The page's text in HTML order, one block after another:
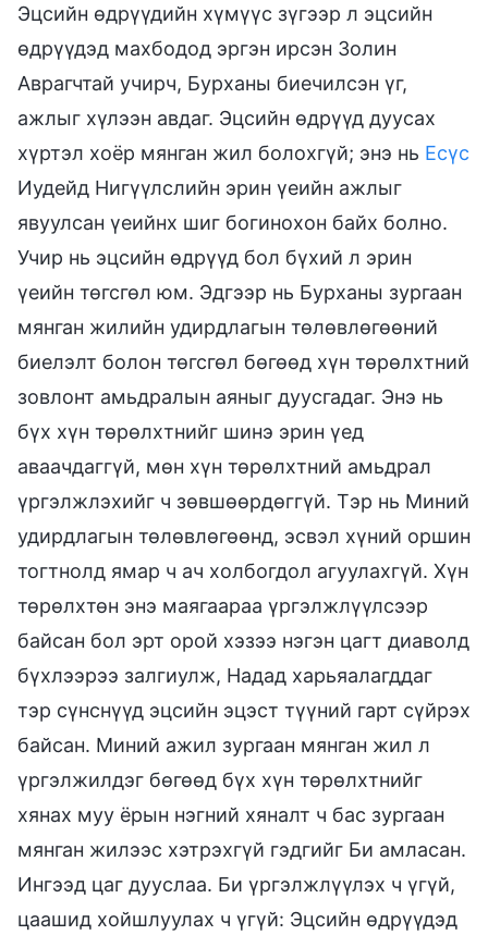
Эцсийн өдрүүдийн хүмүүс зүгээр л эцсийн
өдрүүдэд махбодод эргэн ирсэн Золин
Аврагчтай учирч, Бурханы биечилсэн үг,
ажлыг хүлээн авдаг. Эцсийн өдрүүд дуусах
хүртэл хоёр мянган жил болохгүй; энэ нь Есүс
Иудейд Нигүүлслийн эрин үеийн ажлыг
явуулсан үеийнх шиг богинохон байх болно.
Учир нь эцсийн өдрүүд бол бүхий л эрин
үеийн төгсгөл юм. Эдгээр нь Бурханы зургаан
мянган жилийн удирдлагын төлөвлөгөөний
биелэлт болон төгсгөл бөгөөд хүн төрөлхтний
зовлонт амьдралын аяныг дуусгадаг. Энэ нь
бүх хүн төрөлхтнийг шинэ эрин үед
аваачдаггүй, мөн хүн төрөлхтний амьдрал
үргэлжлэхийг ч зөвшөөрдөггүй. Тэр нь Миний
удирдлагын төлөвлөгөөнд, эсвэл хүний оршин
тогтнолд ямар ч ач холбогдол агуулахгүй. Хүн
төрөлхтөн энэ маягаараа үргэлжлүүлсээр
байсан бол эрт орой хэзээ нэгэн цагт диаволд
бүхлээрээ залгиулж, Надад харьяалагддаг
тэр сүнснүүд эцсийн эцэст түүний гарт сүйрэх
байсан. Миний ажил зургаан мянган жил л
үргэлжилдэг бөгөөд бүх хүн төрөлхтнийг
хянах муу ёрын нэгний хяналт ч бас зургаан
мянган жилээс хэтрэхгүй гэдгийг Би амласан.
Ингээд цаг дууслаа. Би үргэлжлүүлэх ч үгүй,
цаашид хойшлуулах ч үгүй: Эцсийн өдрүүдэд